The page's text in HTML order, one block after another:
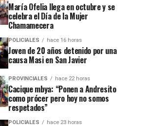
María Ofelia llega en octubre y se
celebra el Día de la Mujer
Chamamecera
POLICIALES hace 16 horas
Joven de 20 años detenido por una
causa Masi en San Javier
PROVINCIALES hace 22 horas
Cacique mbya: “Ponen a Andresito
como prócer pero hoy no somos
respetados”
POLICIALES hace 23 horas